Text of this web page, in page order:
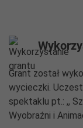
Grant został
wycieczki.
spektaklu pt.: ,,
Wyobraźni i